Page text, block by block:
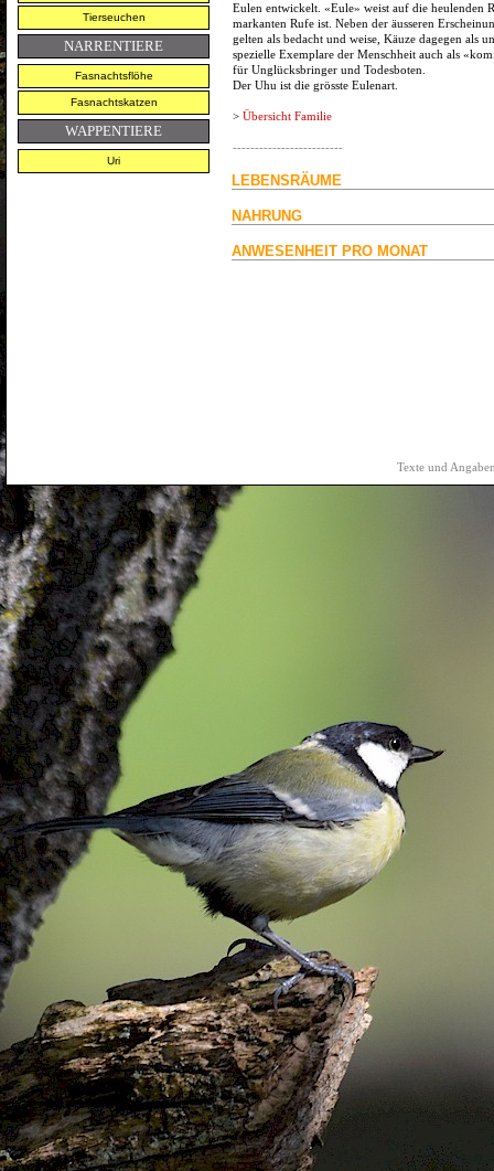
Tierseuchen
NARRENTIERE
Fasnachtsflöhe
Fasnachtskatzen
WAPPENTIERE
Uri
Eulen entwickelt. «Eule» weist auf die heulenden
markanten Rufe ist. Neben der äusseren
gelten als bedacht und weise, Käuze dagegen als
spezielle Exemplare der Menschheit auch als
für Unglücksbringer und Todesboten.
Der Uhu ist die grösste Eulenart.
> Übersicht Familie
-------------------------
LEBENSRÄUME
NAHRUNG
ANWESENHEIT PRO MONAT
Texte und